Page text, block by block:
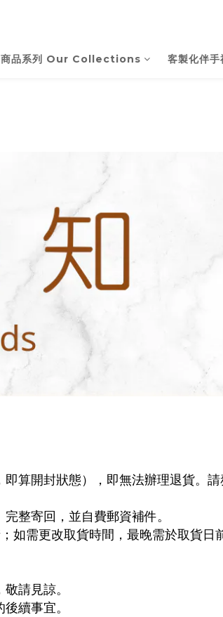
商品系列 Our Collections 客製化伴
算開封狀態），即無法辦理退貨。請
整寄回，並自費郵資補件。
如需更改取貨時間，最晚需於取貨日
請見諒。
續事宜。